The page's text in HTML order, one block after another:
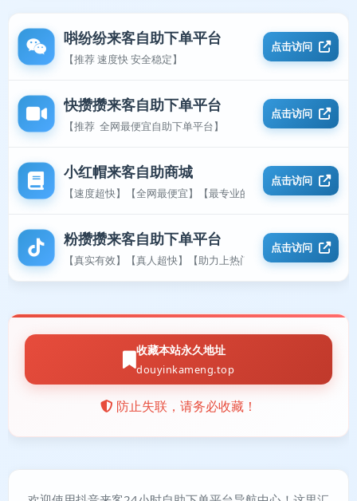
唞纷纷来客自助下单平台
【推荐 速度快 安全稳定】
点击访问
快攒攒来客自助下单平台
【推荐 全网最便宜自助下单平台】
点击访问
小红帽来客自助商城
【速度超快】【全网最便宜】【最专业的平台】
点击访问
粉攒攒来客自助下单平台
【真实有效】【真人超快】【助力上热门】
点击访问
收藏本站永久地址
douyinkameng.top
防止失联，请务必收藏！